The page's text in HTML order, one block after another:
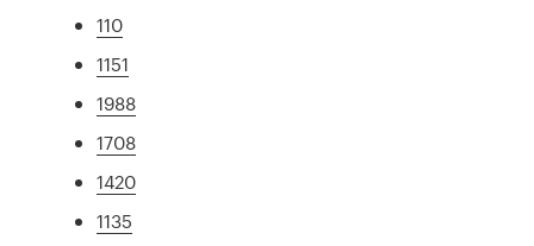
110
1151
1988
1708
1420
1135